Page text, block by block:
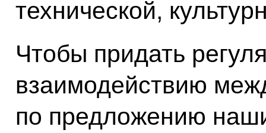
технической,
Чтобы придать
взаимодействию
по предложению